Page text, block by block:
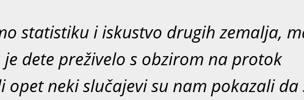
statistiku i iskustvo drugih zemalja,
je dete preživelo s obzirom na protok
opet neki slučajevi su nam pokazali da